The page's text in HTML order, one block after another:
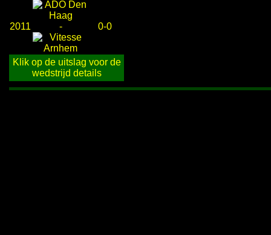
2011 - 0-0
Klik op de uitslag voor de
wedstrijd details